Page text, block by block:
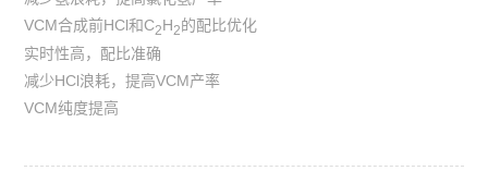
VCM合成前HCl和C2H2的配比优化
实时性高，配比准确
减少HCl浪耗，提高VCM产率
VCM纯度提高